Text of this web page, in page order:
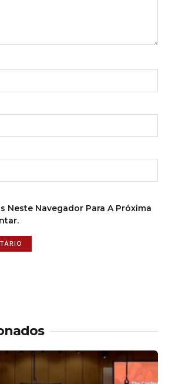
Neste Navegador Para A Próxima